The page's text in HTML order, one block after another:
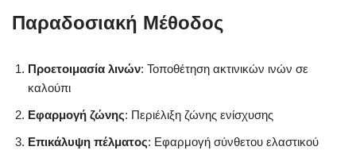
Παραδοσιακή Μέθοδος
Προετοιμασία λινών: Τοποθέτηση ακτινικών ινών σε
καλούπι
Εφαρμογή ζώνης: Περιέλιξη ζώνης ενίσχυσης
Επικάλυψη πέλματος: Εφαρμογή σύνθετου ελαστικού